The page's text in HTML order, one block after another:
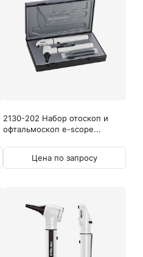
2130-202 Набор отоскоп и
офтальмоскоп e-scope...
Цена по запросу